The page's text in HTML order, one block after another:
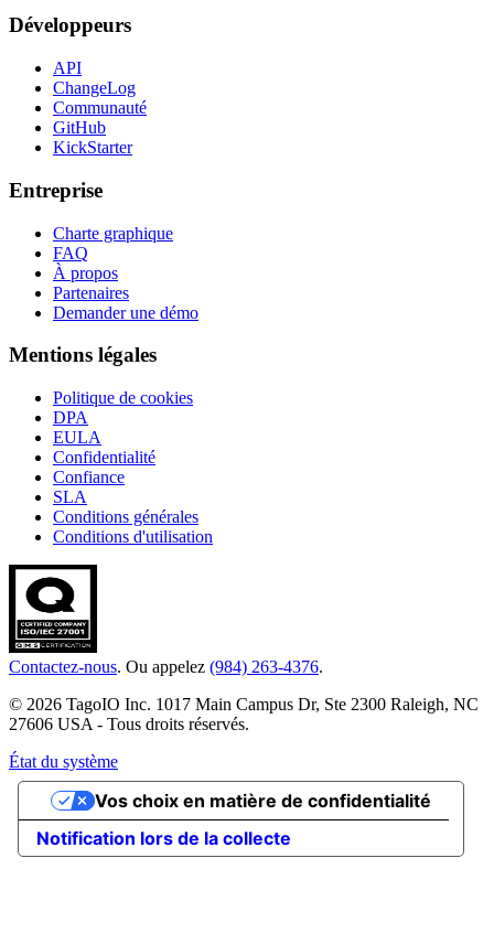
Développeurs
API
ChangeLog
Communauté
GitHub
KickStarter
Entreprise
Charte graphique
FAQ
À propos
Partenaires
Demander une démo
Mentions légales
Politique de cookies
DPA
EULA
Confidentialité
Confiance
SLA
Conditions générales
Conditions d'utilisation
Contactez-nous. Ou appelez (984) 263-4376.
© 2026 TagoIO Inc. 1017 Main Campus Dr, Ste 2300 Raleigh, NC
27606 USA - Tous droits réservés.
État du système
Notification lors de la collecte
Vos choix en matière de confidentialité